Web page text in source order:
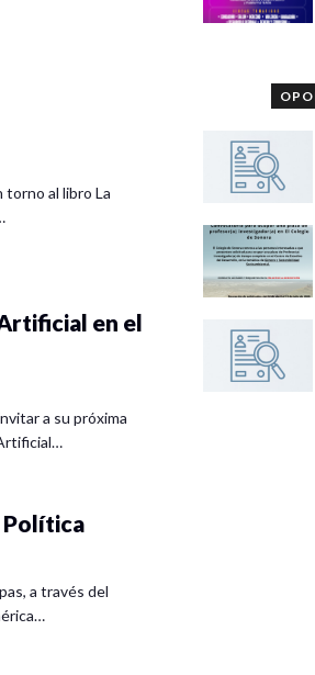
torno al libro La
en el
a su próxima
Política
a través del